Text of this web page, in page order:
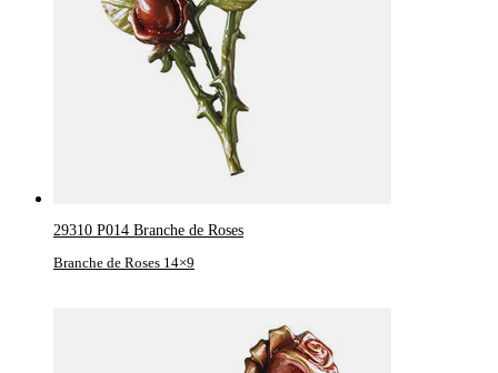
29310 P014 Branche de Roses
Branche de Roses 14×9